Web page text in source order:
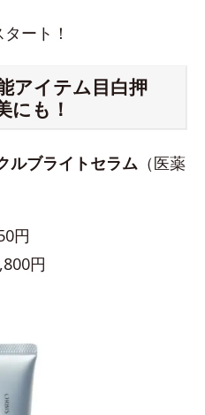
ート！
アイテム目白押
にも！
ブライトセラム （医薬
円
円